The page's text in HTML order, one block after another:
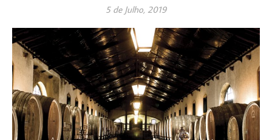
5 de Julho, 2019